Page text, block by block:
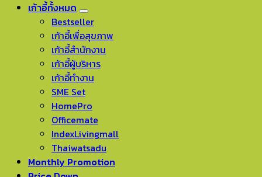
เก้าอี้ทั้งหมด
Bestseller
เก้าอี้เพื่อสุขภาพ
เก้าอี้สำนักงาน
เก้าอี้ผู้บริหาร
เก้าอี้ทำงาน
SME Set
HomePro
Officemate
IndexLivingmall
Thaiwatsadu
Monthly Promotion